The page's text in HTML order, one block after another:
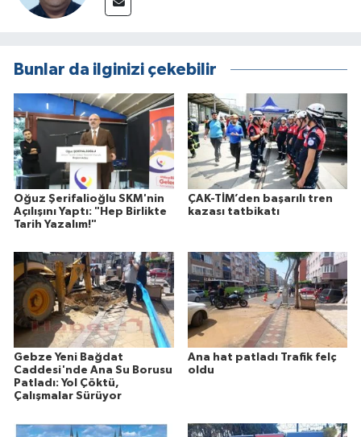
Bunlar da ilginizi çekebilir
Oğuz Şerifalioğlu SKM'nin
Açılışını Yaptı: "Hep Birlikte
Tarih Yazalım!"
ÇAK-TİM’den başarılı tren
kazası tatbikatı
Gebze Yeni Bağdat
Caddesi'nde Ana Su Borusu
Patladı: Yol Çöktü,
Çalışmalar Sürüyor
Ana hat patladı Trafik felç
oldu